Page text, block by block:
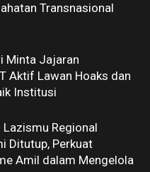
Transnasional
Minta Jajaran
Aktif Lawan Hoaks dan
Institusi
Regional
Ditutup, Perkuat
Amil dalam Mengelola